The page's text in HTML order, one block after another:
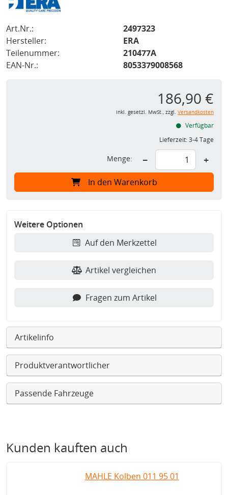
Art.Nr.:
2497323
Hersteller:
ERA
Teilenummer:
210477A
EAN-Nr.:
8053379008568
186,90 €
inkl. gesetzl. MwSt., zzgl. Versandkosten
Verfügbar
Lieferzeit:3-4 Tage
Menge: − +
In den Warenkorb
Weitere Optionen
Auf den Merkzettel
Artikel vergleichen
Fragen zum Artikel
Artikelinfo
Produktverantwortlicher
Passende Fahrzeuge
Kunden kauften auch
MAHLE Kolben 011 95 01